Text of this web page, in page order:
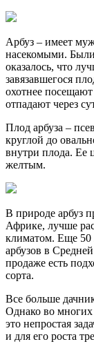
Арбуз – имеет
насекомыми.
оказалось, что
завязавшегося
охотнее
отпадают через
Плод арбуза –
круглой до
внутри плода. Ее
желтым.
В природе арбуз
Африке, лучше
климатом. Еще 50
арбузов в
продаже есть
сорта.
Все больше
Однако во
это непростая
и для его роста